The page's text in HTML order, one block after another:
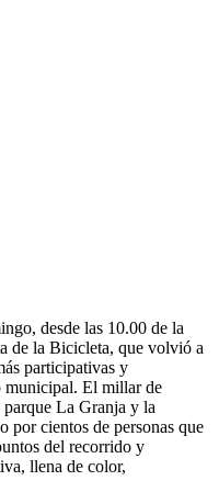
desde las 10.00 de la
de la Bicicleta, que volvió a
participativas y
municipal. El millar de
La Granja y la
por cientos de personas que
del recorrido y
llena de color,